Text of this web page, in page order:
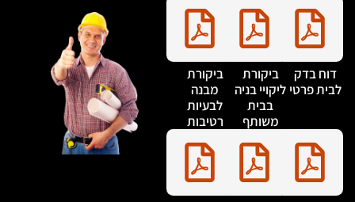
דוח בדק
פרטי
ביקורת
ליקויי בניה
בבית
משותף
ביקורת
מבנה
לבעיות
רטיבות